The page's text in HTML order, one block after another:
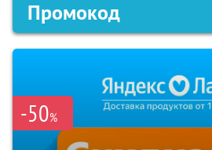
Промокод
-50%